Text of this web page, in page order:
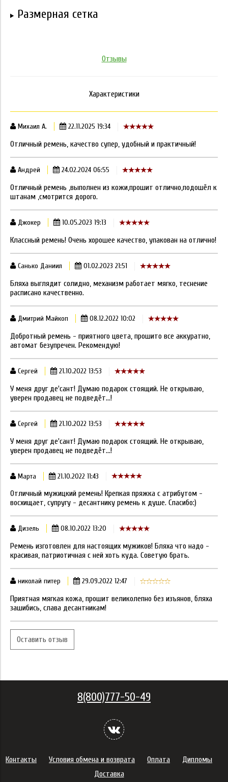
Размерная сетка
Отзывы
Характеристики
Михаил А. 22.11.2025 19:34
Отличный ремень, качество супер, удобный и практичный!
Андрей 24.02.2024 06:55
Отличный ремень ,выполнен из кожи,прошит отлично,подошёл к
штанам ,смотрится дорого.
Джокер 10.05.2023 19:13
Классный ремень! Очень хорошее качество, упакован на отлично!
Санько Даниил 01.02.2023 21:51
Бляха выглядит солидно, механизм работает мягко, теснение
расписано качественно.
Дмитрий Майкоп 08.12.2022 10:02
Добротный ремень - приятного цвета, прошито все аккуратно,
автомат безупречен. Рекомендую!
Сергей 21.10.2022 13:53
У меня друг де'сант! Думаю подарок стоящий. Не открываю,
уверен продавец не подведёт...!
Сергей 21.10.2022 13:53
У меня друг де'сант! Думаю подарок стоящий. Не открываю,
уверен продавец не подведёт...!
Марта 21.10.2022 11:43
Отличный мужицкий ремень! Крепкая пряжка с атрибутом -
восхищает, супругу - десантнику ремень к душе. Спасибо:)
Дизель 08.10.2022 13:20
Ремень изготовлен для настоящих мужиков! Бляха что надо -
красивая, патриотичная с ней хоть куда. Советую брать.
николай питер 29.09.2022 12:47
Приятная мягкая кожа, прошит великолепно без изъянов, бляха
зашибись, слава десантникам!
Оставить отзыв
8(800)777-50-49
Контакты Условия обмена и возврата Оплата
Дипломы
Доставка